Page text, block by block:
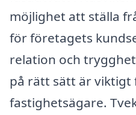
möjlighet att ställa
för företagets
relation och
på rätt sätt är viktigt
fastighetsägare.